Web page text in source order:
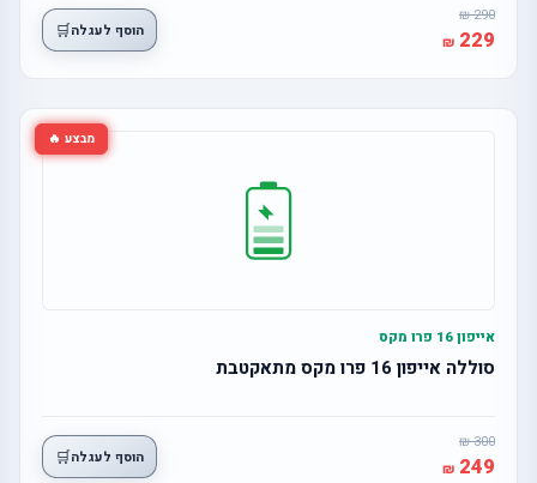
290
229 הוסף לעגלה🛒
מבצע 🔥
אייפון 16 פרו מקס
סוללה אייפון 16 פרו מקס מתאקטבת
300
249 הוסף לעגלה🛒